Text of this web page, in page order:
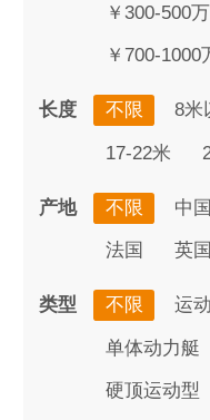
￥300-500万
￥700-1000
长度 不限 8米
17-22米
产地 不限 中国
法国 英国
类型 不限 运
单体动力艇
硬顶运动型